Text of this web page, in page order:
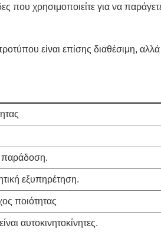
που χρησιμοποιείτε για να
είναι επίσης διαθέσιμη,
παράδοση.
εξυπηρέτηση.
ποιότητας
αυτοκινητοκίνητες.